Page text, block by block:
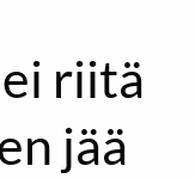
riitä
jää